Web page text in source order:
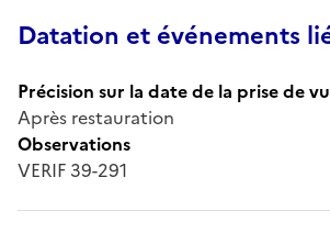
Datation et événements
Précision sur la date de la prise de
Après restauration
Observations
VERIF 39-291